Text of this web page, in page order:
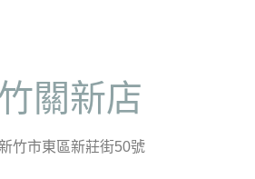
關新店
竹市東區新莊街50號